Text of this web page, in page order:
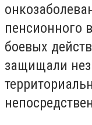
пенсионного
боевых
защищали